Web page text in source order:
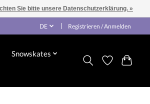
DE Registrieren / Anmelden
Snowskates
Sie bitte unsere Datenschutzerklärung. »